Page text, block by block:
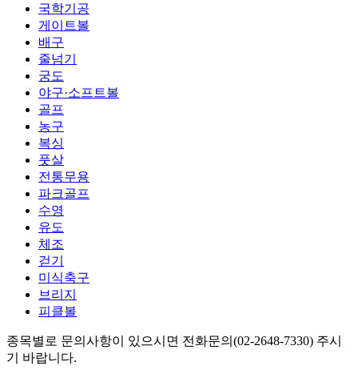
국학기공
게이트볼
배구
줄넘기
궁도
야구·소프트볼
골프
농구
복싱
풋살
전통무용
파크골프
수영
유도
체조
걷기
미식축구
브리지
피클볼
종목별로 문의사항이 있으시면 전화문의(02-2648-7330) 주시
기 바랍니다.